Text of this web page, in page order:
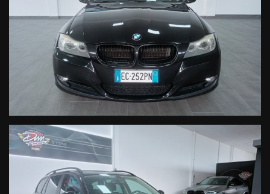
La dotazione tecnica e gli accessori indicati nella presente
scheda potrebbero non coincidere con
l'effettivo equipagiamento del veicolo, a causa della non
uniformità dei dati pubblicati dai diversi
DM Auto Store declina ogni responsabilità per eventuali
involontarie incongruenze, che non
rappresentano in alcun modo un impegno contrattuale.